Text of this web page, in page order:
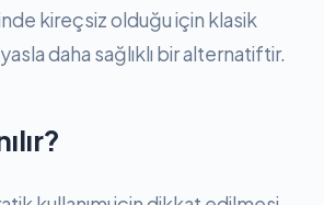
kireçsiz olduğu için klasik
daha sağlıklı bir alternatiftir.